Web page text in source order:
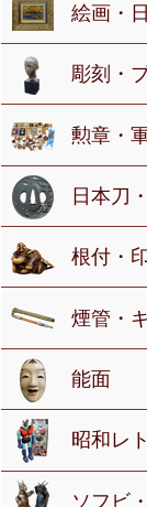
絵画・
彫刻・
勲章・
日本刀
根付・
煙管・
能面
昭和レ
ソフビ